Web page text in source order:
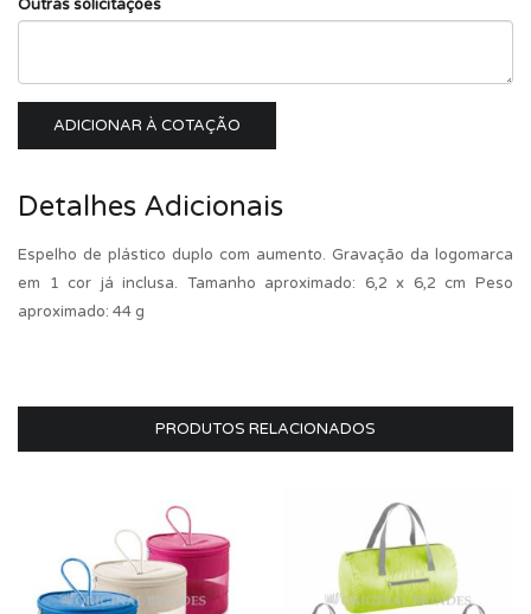
Outras solicitações
ADICIONAR À COTAÇÃO
Detalhes Adicionais
Espelho de plástico duplo com aumento. Gravação da logomarca
em 1 cor já inclusa. Tamanho aproximado: 6,2 x 6,2 cm Peso
aproximado: 44 g
PRODUTOS RELACIONADOS